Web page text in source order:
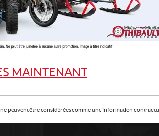
MAINTENANT
peuvent être considérées comme une information